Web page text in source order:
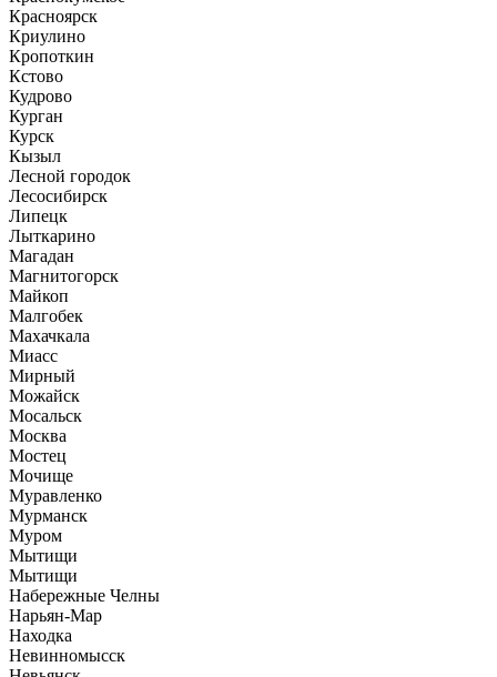
Красноярск
Криулино
Кропоткин
Кстово
Кудрово
Курган
Курск
Кызыл
Лесной городок
Лесосибирск
Липецк
Лыткарино
Магадан
Магнитогорск
Майкоп
Малгобек
Махачкала
Миасс
Мирный
Можайск
Мосальск
Москва
Мостец
Мочище
Муравленко
Мурманск
Муром
Мытищи
Мытищи
Набережные Челны
Нарьян-Мар
Находка
Невинномысск